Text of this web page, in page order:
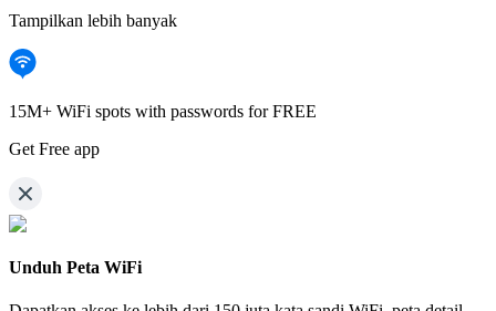
Tampilkan lebih banyak
15M+ WiFi spots with passwords for FREE
Get Free app
Unduh Peta WiFi